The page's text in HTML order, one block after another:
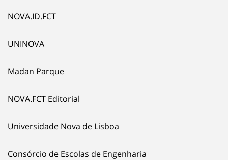
NOVA.ID.FCT
UNINOVA
Madan Parque
NOVA.FCT Editorial
Universidade Nova de Lisboa
Consórcio de Escolas de Engenharia